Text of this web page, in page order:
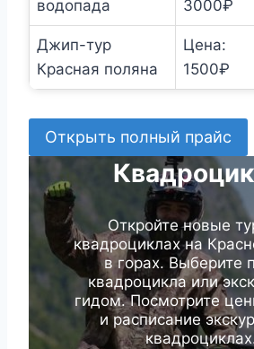
водопада
3000₽
Джип-тур
Красная поляна
Цена:
1500₽
Открыть полный прайс
Откройте новые
квадроциклах на
в горах. Выберите
квадроцикла или
гидом. Посмотрите
и расписание